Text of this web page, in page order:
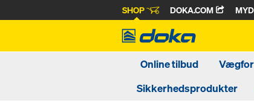
SHOP DOKA.COM
Online tilbud
Sikkerhedsprodukter